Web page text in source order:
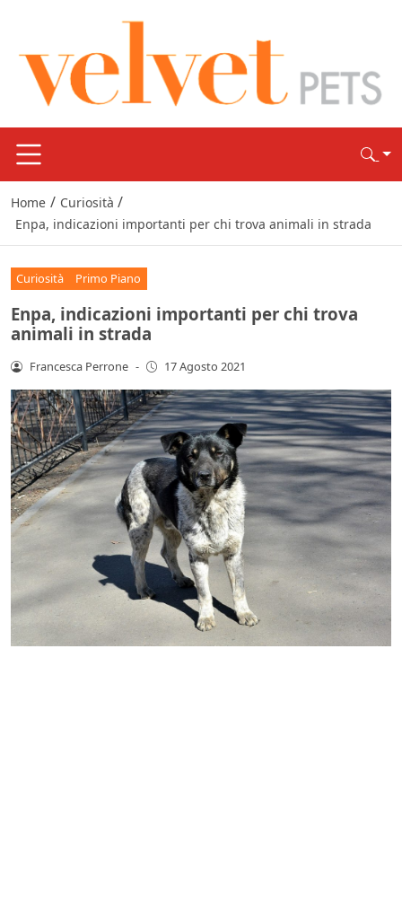
Home / Curiosità /
Enpa, indicazioni importanti per chi trova animali in strada
Curiosità Primo Piano
Enpa, indicazioni importanti per chi trova
animali in strada
Francesca Perrone - 17 Agosto 2021